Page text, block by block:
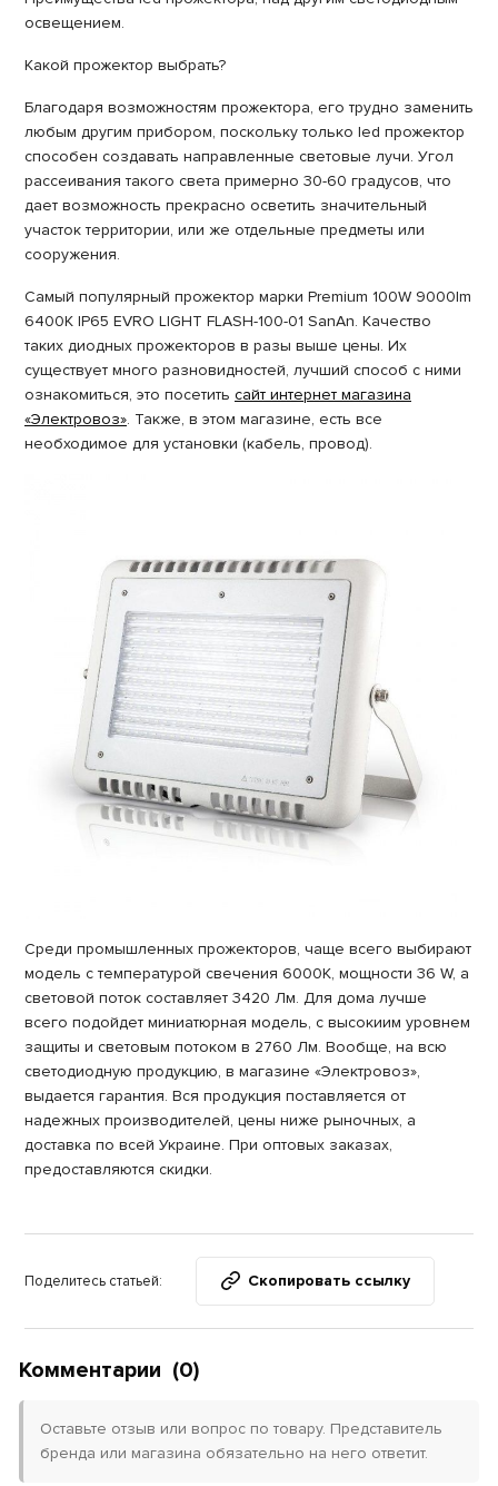
освещением.
Какой прожектор выбрать?
Благодаря возможностям прожектора, его трудно заменить
любым другим прибором, поскольку только led прожектор
способен создавать направленные световые лучи. Угол
рассеивания такого света примерно 30-60 градусов, что
дает возможность прекрасно осветить значительный
участок территории, или же отдельные предметы или
сооружения.
Самый популярный прожектор марки Premium 100W 9000lm
6400K IP65 EVRO LIGHT FLASH-100-01 SanAn. Качество
таких диодных прожекторов в разы выше цены. Их
существует много разновидностей, лучший способ с ними
ознакомиться, это посетить сайт интернет магазина
«Электровоз». Также, в этом магазине, есть все
необходимое для установки (кабель, провод).
Среди промышленных прожекторов, чаще всего выбирают
модель с температурой свечения 6000K, мощности 36 W, а
световой поток составляет 3420 Лм. Для дома лучше
всего подойдет миниатюрная модель, с высокиим уровнем
защиты и световым потоком в 2760 Лм. Вообще, на всю
светодиодную продукцию, в магазине «Электровоз»,
выдается гарантия. Вся продукция поставляется от
надежных производителей, цены ниже рыночных, а
доставка по всей Украине. При оптовых заказах,
предоставляются скидки.
Поделитесь статьей: Скопировать ссылку
Комментарии (0)
Оставьте отзыв или вопрос по товару. Представитель
бренда или магазина обязательно на него ответит.